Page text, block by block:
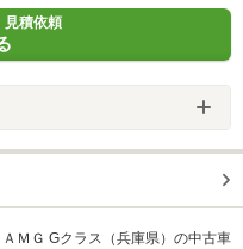
見積依頼
ＡＭＧ Gクラス（兵庫県）の中古車